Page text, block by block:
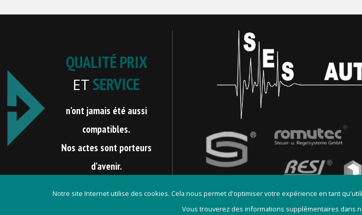
Notre site Internet utilise des cookies. Cela nous permet d'optimiser votre expérience en tant
Vous trouverez des informations supplémentaires dans
QUALITÉ PRIX
ET SERVICE
n'ont jamais été aussi
compatibles.
Nos actes sont porteurs
d'avenir.